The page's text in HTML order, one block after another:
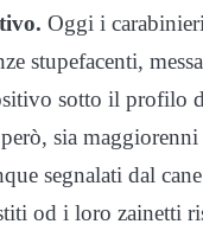
Oggi i
stupefacenti,
sotto il profilo
sia
segnalati dal
od i loro zainetti